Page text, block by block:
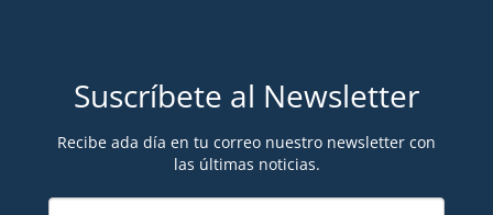
Suscríbete al Newsletter
Recibe ada día en tu correo nuestro newsletter con
las últimas noticias.